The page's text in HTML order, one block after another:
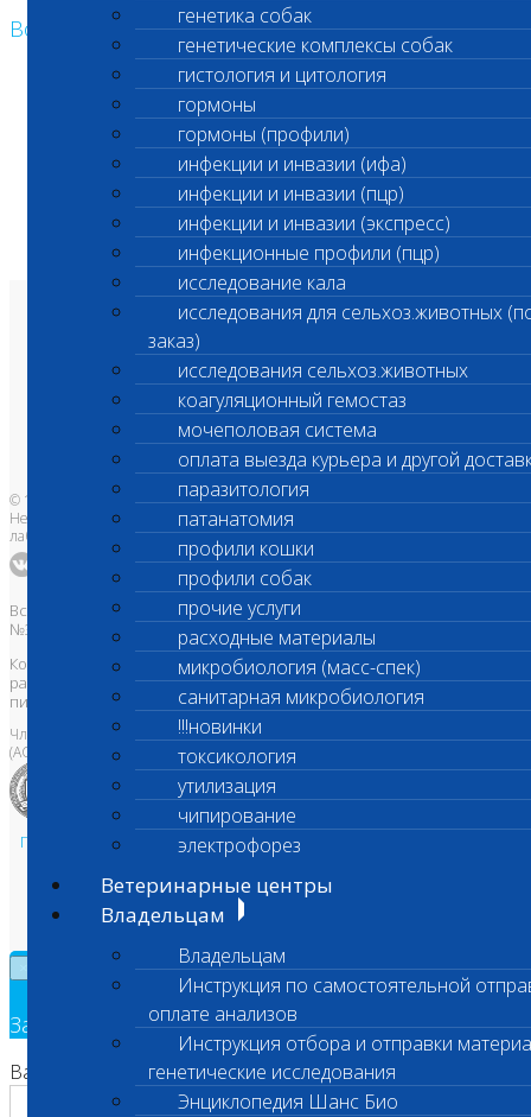
генетика собак
генетические комплексы собак
гистология и цитология
гормоны
гормоны (профили)
инфекции и инвазии (ифа)
инфекции и инвазии (пцр)
инфекции и инвазии (экспресс)
инфекционные профили (пцр)
исследование кала
исследования для сельхоз.животных
заказ)
исследования сельхоз.животных
коагуляционный гемостаз
мочеполовая система
оплата выезда курьера и другой
паразитология
патанатомия
профили кошки
профили собак
прочие услуги
расходные материалы
микробиология (масс-спек)
санитарная микробиология
!!!новинки
токсикология
утилизация
чипирование
электрофорез
Ветеринарные центры
Владельцам
Владельцам
Инструкция по самостоятельной
оплате анализов
Инструкция отбора и отправки
генетические исследования
Энциклопедия Шанс Био
Возврат к списку
О лаборатории
Анализы и цены
Ветеринарные центры
Владельцам
Врачам и клиникам
Бланки лаборатории
Банк донорской крови
Адреса лабораторий
© 1996-2026
Независимая ветеринарная
лаборатория Шанс Био
Все права защищены и охраняются законом. Товарный знак
№395740 от 2008 г. ООО "ШАНС БИО"
Копирование, тиражирование, а также использование материалов,
размещенных на сайтеwww.vetlab.ruвозможно только с
письменного разрешения Правообладателя
Член Национальной ветеринарной палаты
(АСРО НВП)
Политика в области персональных данных и конфиденциальности
Техническая поддержка
Заявка на обратный звонок
Ваш номер телефона